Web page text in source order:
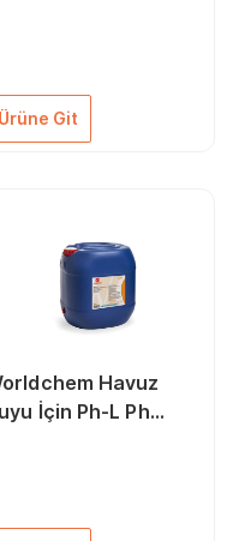
Ürüne Git
Havuz
İçin Ph-L Ph